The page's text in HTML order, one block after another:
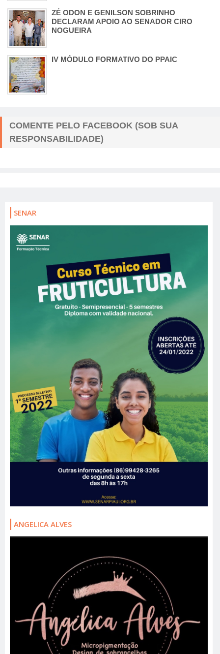
ZÉ ODON E GENILSON SOBRINHO
DECLARAM APOIO AO SENADOR CIRO
NOGUEIRA
IV MÓDULO FORMATIVO DO PPAIC
COMENTE PELO FACEBOOK (SOB SUA
RESPONSABILIDADE)
SENAR
ANGELICA ALVES